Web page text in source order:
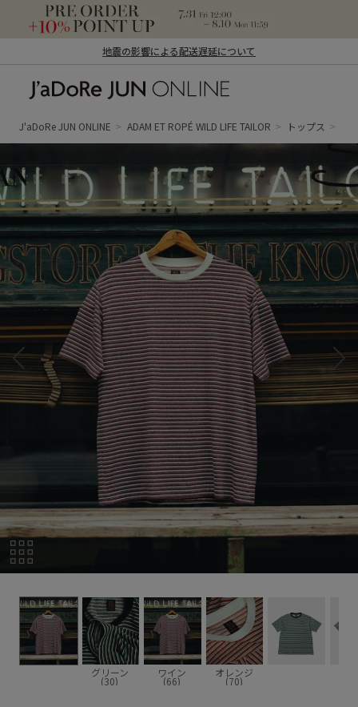
地震の影響による配送遅延について
ン オンライン）
J'aDoRe JUN ONLINE ADAM ET ROPÉ WILD LIFE TAILOR トップス
グリーン
(30)
ワイン
(66)
オレンジ
(70)